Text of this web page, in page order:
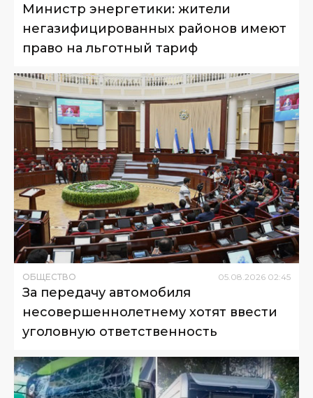
Министр энергетики: жители
негазифицированных районов имеют
право на льготный тариф
ОБЩЕСТВО 05.08.2026 02:45
За передачу автомобиля
несовершеннолетнему хотят ввести
уголовную ответственность